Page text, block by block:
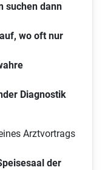
suchen dann
wo oft nur
Diagnostik
Arztvortrags
der